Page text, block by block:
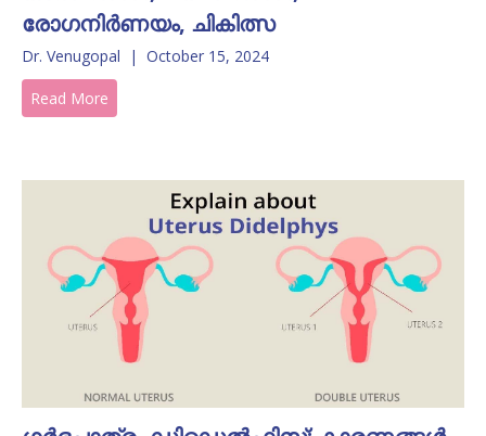
രോഗനിർണയം, ചികിത്സ
Dr. Venugopal | October 15, 2024
Read More